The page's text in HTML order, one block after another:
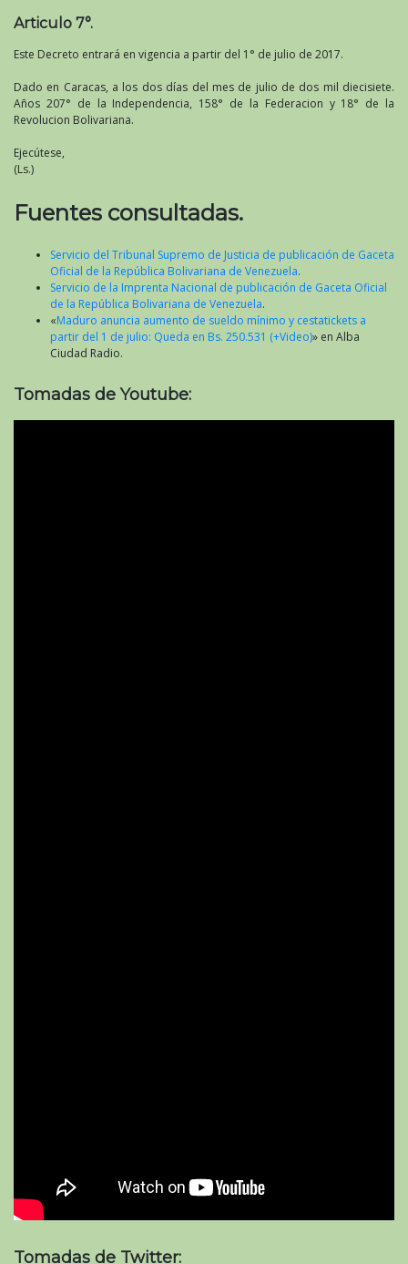
Articulo 7°.
Este Decreto entrará en vigencia a partir del 1° de julio de 2017.
Dado en Caracas, a los dos días del mes de julio de dos mil diecisiete.
Años 207° de la Independencia, 158° de la Federacion y 18° de la
Revolucion Bolivariana.
Ejecútese,
(Ls.)
Fuentes consultadas.
Servicio del Tribunal Supremo de Justicia de publicación de Gaceta
Oficial de la República Bolivariana de Venezuela.
Servicio de la Imprenta Nacional de publicación de Gaceta Oficial
de la República Bolivariana de Venezuela.
«Maduro anuncia aumento de sueldo mínimo y cestatickets a
partir del 1 de julio: Queda en Bs. 250.531 (+Video)» en Alba
Ciudad Radio.
Tomadas de Youtube:
Tomadas de Twitter: